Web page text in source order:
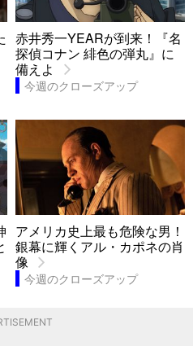
赤井秀一YEARが到来！『名
探偵コナン 緋色の弾丸』に
備えよ
今週のクローズアップ
アメリカ史上最も危険な男！
銀幕に輝くアル・カポネの肖
像
今週のクローズアップ